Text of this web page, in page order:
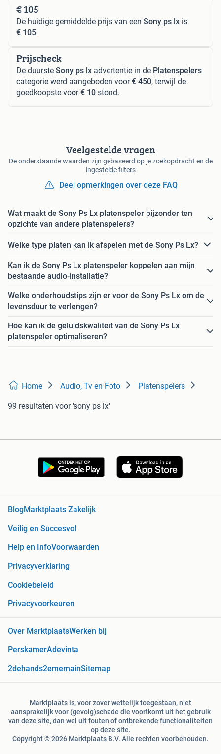
€ 105
De huidige gemiddelde prijs van een Sony ps lx is
€ 105.
Prijscheck
De duurste Sony ps lx advertentie in de Platenspelers
categorie werd aangeboden voor€ 450, terwijl de
goedkoopste voor€ 10 stond.
Veelgestelde vragen
De onderstaande waarden zijn gebaseerd op je zoekopdracht en de
ingestelde filters
Deel opmerkingen over deze FAQ
Wat maakt de Sony Ps Lx platenspeler bijzonder ten
opzichte van andere platenspelers?
Welke type platen kan ik afspelen met de Sony Ps Lx?
Kan ik de Sony Ps Lx platenspeler koppelen aan mijn
bestaande audio-installatie?
Welke onderhoudstips zijn er voor de Sony Ps Lx om de
levensduur te verlengen?
Hoe kan ik de geluidskwaliteit van de Sony Ps Lx
platenspeler optimaliseren?
Home Audio, Tv en Foto Platenspelers
99 resultaten voor 'sony ps lx'
Blog Marktplaats Zakelijk
Veilig en Succesvol
Help en InfoVoorwaarden
Privacyverklaring
Cookiebeleid
Privacyvoorkeuren
Over MarktplaatsWerken bij
PerskamerAdevinta
2dehands2ememainSitemap
Marktplaats is, voor zover wettelijk toegestaan, niet
aansprakelijk voor (gevolg)schade die voortkomt uit het gebruik
van deze site, dan wel uit fouten of ontbrekende functionaliteiten
op deze site.
Copyright © 2026 Marktplaats B.V. Alle rechten voorbehouden.